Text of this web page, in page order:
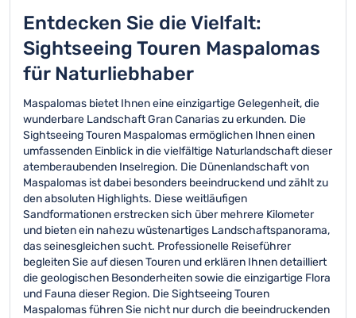
Attraktionen.
spannende Erlebnisse
für Kinder. Die Touren
werden meist
kindgerecht und
abwechslungsreich
Maspalomas. Diese
Touren werden von
ortskundigen Guides
Entdecken Sie die Vielfalt:
Sightseeing Touren Maspalomas
für Naturliebhaber
Maspalomas bietet Ihnen eine einzigartige Gelegenheit, die
wunderbare Landschaft Gran Canarias zu erkunden. Die
Sightseeing Touren Maspalomas ermöglichen Ihnen einen
umfassenden Einblick in die vielfältige Naturlandschaft dieser
atemberaubenden Inselregion. Die Dünenlandschaft von
Maspalomas ist dabei besonders beeindruckend und zählt zu
den absoluten Highlights. Diese weitläufigen
Sandformationen erstrecken sich über mehrere Kilometer
und bieten ein nahezu wüstenartiges Landschaftspanorama,
das seinesgleichen sucht. Professionelle Reiseführer
begleiten Sie auf diesen Touren und erklären Ihnen detailliert
die geologischen Besonderheiten sowie die einzigartige Flora
und Fauna dieser Region. Die Sightseeing Touren
Maspalomas führen Sie nicht nur durch die beeindruckenden